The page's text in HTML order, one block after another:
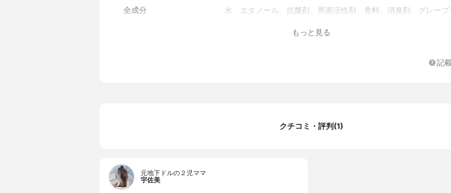
全成分
水、エタノール、抗菌剤、界面活性剤、香料、消臭剤、グレー
ス、ラベンダー花エキス、ローズマリー葉エキス
もっと見る
記
クチコミ・評判(1)
元地下ドルの２児ママ
宇佐美